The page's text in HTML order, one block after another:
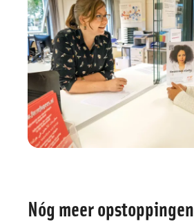
Nóg meer opstoppingen